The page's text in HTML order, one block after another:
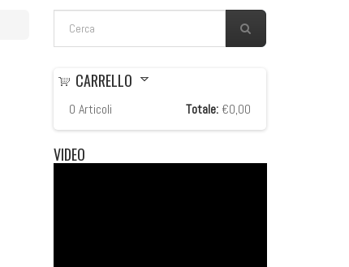
FORM DI RICERCA
CARRELLO
0 Articoli Totale: €0,00
VIDEO